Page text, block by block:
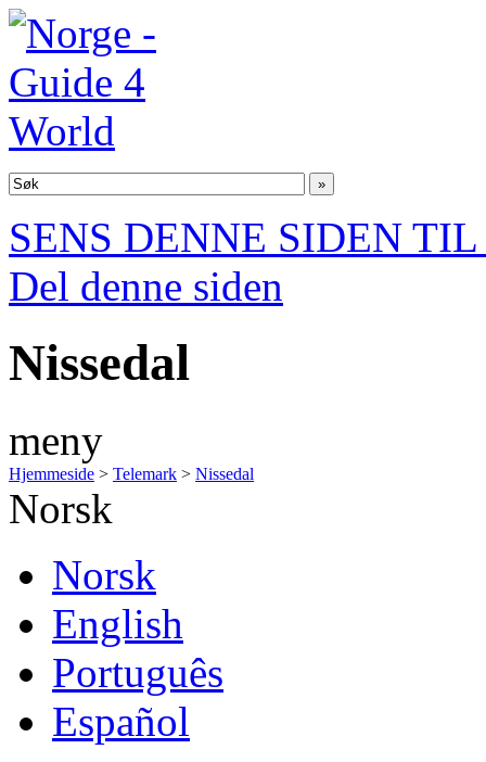
SENS DENNE SIDEN
Del denne siden
Nissedal
meny
Hjemmeside > Telemark > Nissedal
Norsk
Norsk
English
Português
Español